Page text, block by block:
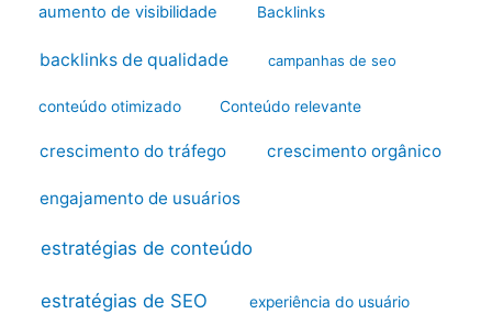
aumento de visibilidade Backlinks
backlinks de qualidade campanhas de seo
conteúdo otimizado Conteúdo relevante
crescimento do tráfego crescimento orgânico
engajamento de usuários
estratégias de conteúdo
estratégias de SEO experiência do usuário